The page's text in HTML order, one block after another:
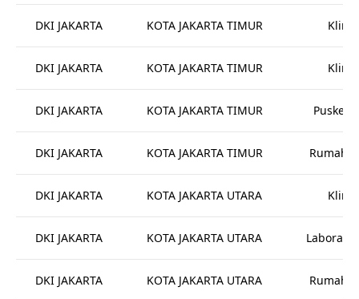
DKI JAKARTA KOTA JAKARTA TIMUR Klinik
DKI JAKARTA KOTA JAKARTA TIMUR Klinik
DKI JAKARTA KOTA JAKARTA TIMUR
DKI JAKARTA KOTA JAKARTA TIMUR Rumah
DKI JAKARTA KOTA JAKARTA UTARA Klinik
DKI JAKARTA KOTA JAKARTA UTARA
DKI JAKARTA KOTA JAKARTA UTARA Rumah